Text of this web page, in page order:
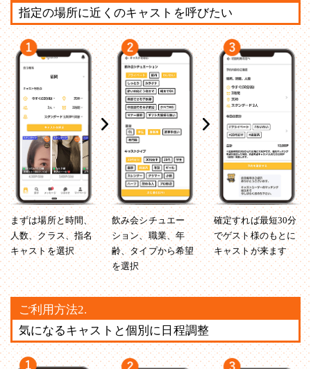
指定の場所に近くのキャストを呼びたい
まずは場所と時間、
人数、クラス、指名
キャストを選択
飲み会シチュエー
ション、職業、年
齢、タイプから希望
を選択
確定すれば最短30分
でゲスト様のもとに
キャストが来ます
ご利用方法2.
気になるキャストと個別に日程調整